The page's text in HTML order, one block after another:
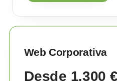
Web Corporativa
Desde 1.300 €